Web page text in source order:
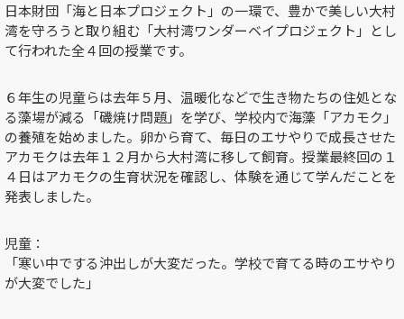
日本財団「海と日本プロジェクト」の一環で、豊かで美しい大村
湾を守ろうと取り組む「大村湾ワンダーベイプロジェクト」とし
て行われた全４回の授業です。
６年生の児童らは去年５月、温暖化などで生き物たちの住処とな
る藻場が減る「磯焼け問題」を学び、学校内で海藻「アカモク」
の養殖を始めました。卵から育て、毎日のエサやりで成長させた
アカモクは去年１２月から大村湾に移して飼育。授業最終回の１
４日はアカモクの生育状況を確認し、体験を通じて学んだことを
発表しました。
児童：
「寒い中でする沖出しが大変だった。学校で育てる時のエサやり
が大変でした」